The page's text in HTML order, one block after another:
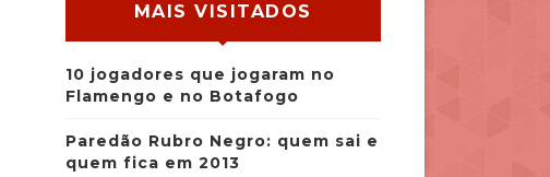
MAIS VISITADOS
10 jogadores que jogaram no
Flamengo e no Botafogo
Paredão Rubro Negro: quem sai e
quem fica em 2013